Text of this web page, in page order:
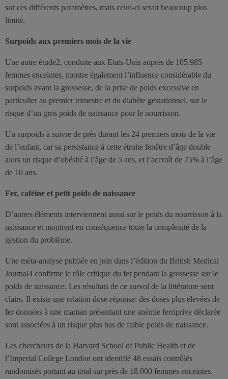
sur ces différents paramètres, mais celui-ci serait beaucoup plus
limité.
Surpoids aux premiers mois de la vie
Une autre étude2, conduite aux Etats-Unis auprès de 105.985
femmes enceintes, montre également l’influence considérable du
surpoids avant la grossesse, de la prise de poids excessive en
particulier au premier trimestre et du diabète gestationnel, sur le
risque d’un gros poids de naissance pour le nourrisson.
Un surpoids à suivre de près durant les 24 premiers mois de la vie
de l’enfant, car sa persistance à cette étroite fenêtre d’âge double
alors un risque d’obésité à l’âge de 5 ans, et l’accroît de 75% à l’âge
de 10 ans.
Fer, caféine et petit poids de naissance
D’autres éléments interviennent aussi sur le poids du nourrisson à la
naissance et montrent en conséquence toute la complexité de la
gestion du problème.
Une méta-analyse publiée en juin dans l’édition du British Medical
Journal4 confirme le rôle critique du fer pendant la grossesse sur le
poids de naissance. Les résultats de ce survol de la littérature sont
clairs. Il existe une relation dose-réponse: des doses plus élevées de
fer données à une maman présentant une anémie ferriprive déclarée
sont associées à un risque plus bas de faible poids de naissance.
Les chercheurs de la Harvard School of Public Health et de
l’Imperial College London ont identifié 48 essais contrôlés
randomisés portant au total sur près de 18.000 femmes enceintes.